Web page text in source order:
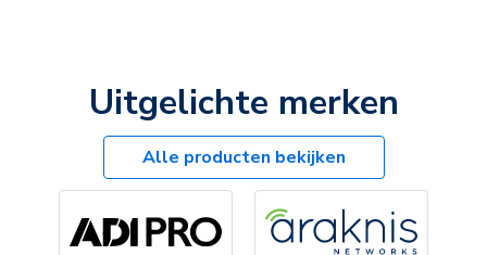
Uitgelichte merken
Alle producten bekijken